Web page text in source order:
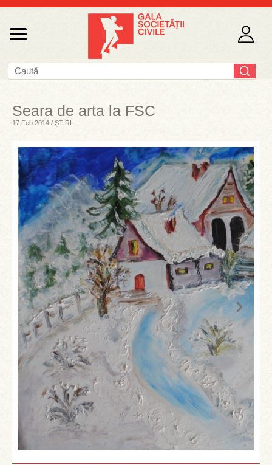
Seara de arta la FSC
17 Feb 2014 / ȘTIRI